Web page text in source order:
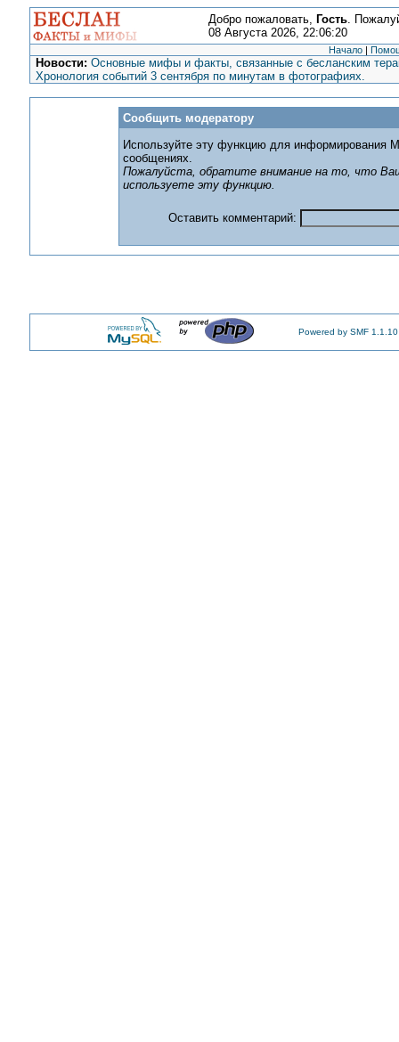
Добро пожаловать, Гость.
08 Августа 2026, 22:06:20
Начало |
Новости: Основные мифы и факты, связанные с бесланским
Хронология событий 3 сентября по минутам в фотографиях.
Сообщить модератору
Используйте эту функцию для информирования
сообщениях.
Пожалуйста, обратите внимание на то, что
используете эту функцию.
Оставить комментарий:
Powered by SMF 1.1.10